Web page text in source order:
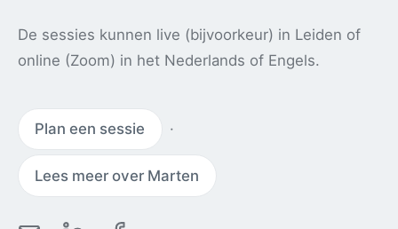
De sessies kunnen live (bijvoorkeur) in Leiden of
online (Zoom) in het Nederlands of Engels.
Plan een sessie ·
Lees meer over Marten